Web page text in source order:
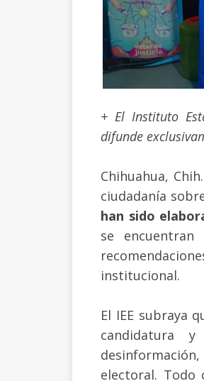
+ El Instituto
difunde
Chihuahua,
ciudadanía
han sido
se encuentran
institucional.
El IEE subraya
candidatura
electoral. Todo